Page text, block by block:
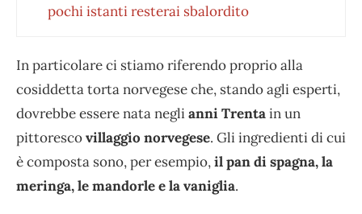
pochi istanti resterai sbalordito
In particolare ci stiamo riferendo proprio alla
cosiddetta torta norvegese che, stando agli esperti,
dovrebbe essere nata neglianni Trentain un
pittorescovillaggio norvegese. Gli ingredienti di cui
è composta sono, per esempio,il pan di spagna, la
meringa, le mandorle e la vaniglia.